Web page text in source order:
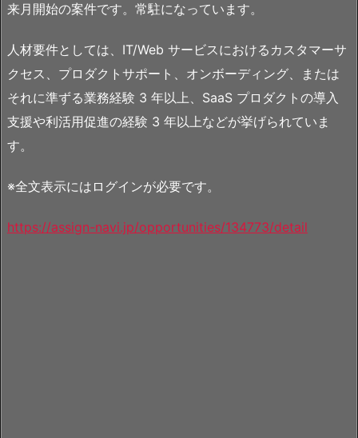
来月開始の案件です。常駐になっています。
人材要件としては、IT/Web サービスにおけるカスタマーサ
クセス、プロダクトサポート、オンボーディング、または
それに準ずる業務経験 3 年以上、SaaS プロダクトの導入
支援や利活用促進の経験 3 年以上などが挙げられていま
す。
※全文表示にはログインが必要です。
https://assign-navi.jp/opportunities/134773/detail